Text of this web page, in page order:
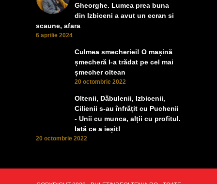
Gheorghe. Lumea prea buna
din Izbiceni a avut un ecran si
scaune, afara
6 aprilie 2024
Culmea smecheriei! O mașină
șmecheră l-a trădat pe cel mai
șmecher oltean
20 octombrie 2022
Oltenii, Dăbulenii, Izbicenii,
Cilienii s-au înfrățit cu Puchenii
- Unii cu munca, alții cu profitul.
Iată ce a ieșit!
20 octombrie 2022